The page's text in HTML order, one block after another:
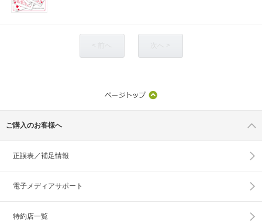
ご購入のお客様へ
正誤表／補足情報
電子メディアサポート
特約店一覧